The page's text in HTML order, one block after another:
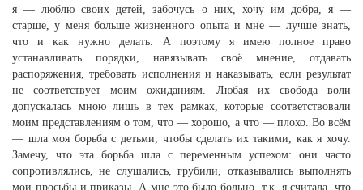
я — люблю своих детей, забочусь о них, хочу им добра, я —
старше, у меня больше жизненного опыта и мне — лучше знать,
что и как нужно делать. А поэтому я имею полное право
устанавливать порядки, навязывать своё мнение, отдавать
распоряжения, требовать исполнения и наказывать, если результат
не соответствует моим ожиданиям. Любая их свобода воли
допускалась мною лишь в тех рамках, которые соответствовали
моим представлениям о том, что — хорошо, а что — плохо. Во всём
— шла моя борьба с детьми, чтобы сделать их такими, как я хочу.
Замечу, что эта борьба шла с переменным успехом: они часто
сопротивлялись, не слушались, грубили, отказывались выполнять
мои просьбы и приказы. А мне это было больно, т.к. я считала, что